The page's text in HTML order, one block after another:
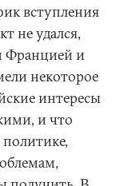
вступления
не удался,
Францией и
некоторое
интересы
и что